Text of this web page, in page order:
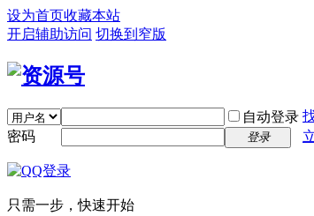
设为首页收藏本站
开启辅助访问 切换到窄版
自动登录
密码
登录
只需一步，快速开始